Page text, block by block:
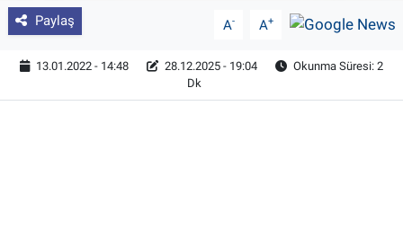
Paylaş A- A+
13.01.2022 - 14:48 28.12.2025 - 19:04
Okunma Süresi: 2
Dk